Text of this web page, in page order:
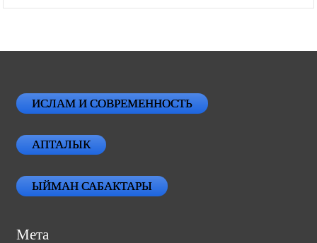
ИСЛАМ И СОВРЕМЕННОСТЬ
АПТАЛЫК
ЫЙМАН САБАКТАРЫ
Мета